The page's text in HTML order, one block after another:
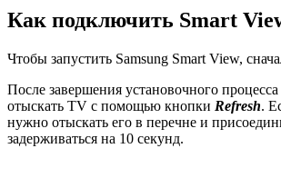
Как подключить Smart
Чтобы запустить Samsung Smart View,
После завершения установочного
отыскать TV с помощью кнопки Refresh.
нужно отыскать его в перечне и
задерживаться на 10 секунд.